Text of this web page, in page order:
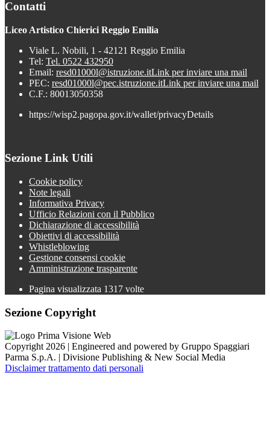
Contatti
Liceo Artistico Chierici Reggio Emilia
Viale L. Nobili, 1 - 42121 Reggio Emilia
Tel: Tel. 0522 432950
Email: resd01000l@istruzione.itLink per inviare una mail
PEC: resd01000l@pec.istruzione.itLink per inviare una mail
C.F.: 80013050358
https://wisp2.pagopa.gov.it/wallet/privacyDetails
Sezione Link Utili
Cookie policy
Note legali
Informativa Privacy
Ufficio Relazioni con il Pubblico
Dichiarazione di accessibilità
Obiettivi di accessibilità
Whistleblowing
Gestione consensi cookie
Amministrazione trasparente
Pagina visualizzata 1317 volte
Sezione Copyright
Copyright 2026 | Engineered and powered by Gruppo Spaggiari
Parma S.p.A. | Divisione Publishing & New Social Media
Disclaimer trattamento dati personali